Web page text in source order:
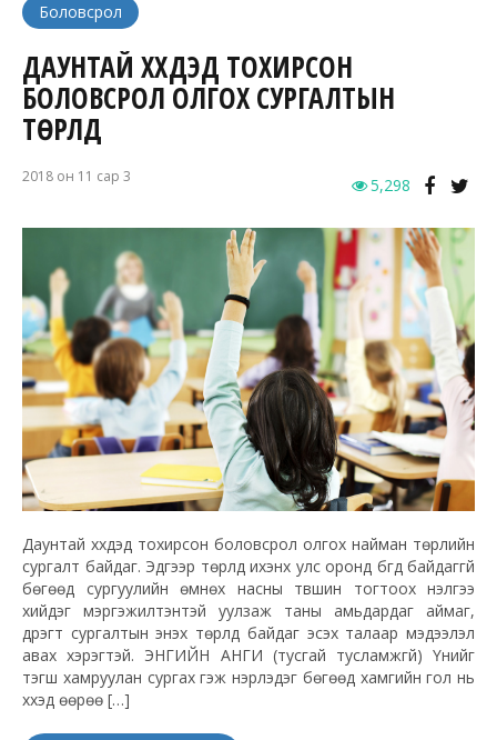
Боловсрол
ДАУНТАЙ ХҮҮХДЭД ТОХИРСОН
БОЛОВСРОЛ ОЛГОХ СУРГАЛТЫН
ТӨРЛҮҮД
2018 он 11 сар 3 5,298
Даунтай хүүхдэд тохирсон боловсрол олгох найман төрлийн
сургалт байдаг. Эдгээр төрлүүд ихэнх улс оронд бүгд байдаггүй
бөгөөд сургуулийн өмнөх насны түвшин тогтоох үнэлгээ
хийдэг мэргэжилтэнтэй уулзаж таны амьдардаг аймаг,
дүүрэгт сургалтын энэхүү төрлүүд байдаг эсэх талаар мэдээлэл
авах хэрэгтэй. ЭНГИЙН АНГИ (тусгай тусламжгүй) Үүнийг
тэгш хамруулан сургах гэж нэрлэдэг бөгөөд хамгийн гол нь
хүүхэд өөрөө […]